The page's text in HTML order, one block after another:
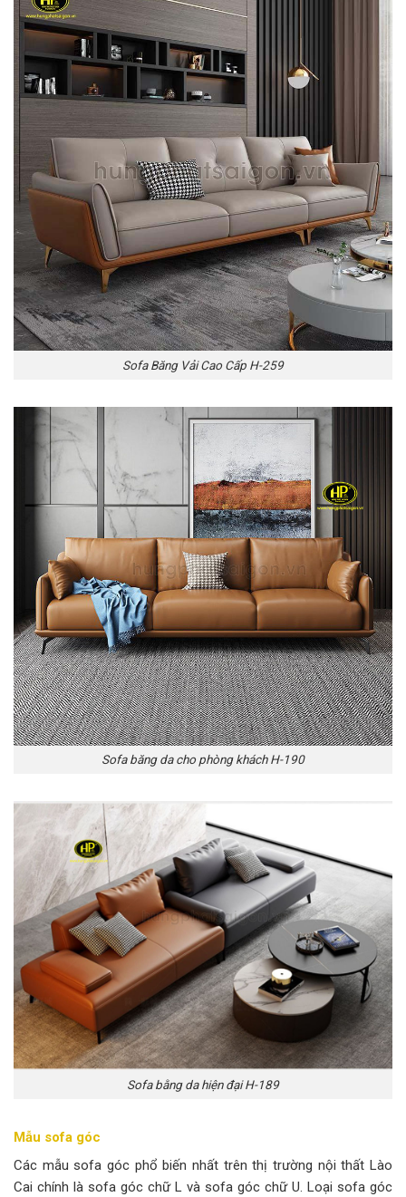
Sofa Băng Vải Cao Cấp H-259
Sofa băng da cho phòng khách H-190
Sofa bằng da hiện đại H-189
Mẫu sofa góc
Các mẫu sofa góc phổ biến nhất trên thị trường nội thất Lào
Cai chính là sofa góc chữ L và sofa góc chữ U. Loại sofa góc